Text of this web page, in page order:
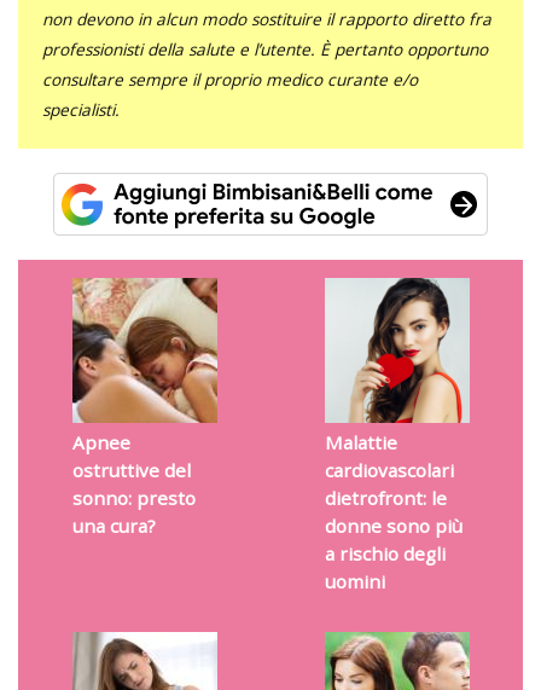
non devono in alcun modo sostituire il rapporto diretto fra
professionisti della salute e l’utente. È pertanto opportuno
consultare sempre il proprio medico curante e/o
specialisti.
Apnee
ostruttive del
sonno: presto
una cura?
Malattie
cardiovascolari
dietrofront: le
donne sono più
a rischio degli
uomini